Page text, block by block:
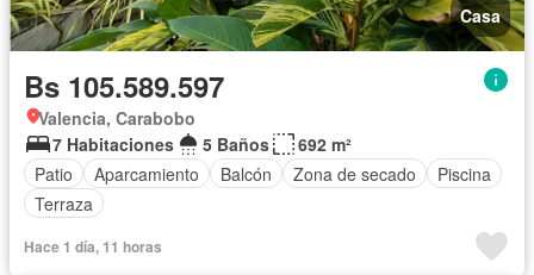
Casa
Bs 105.589.597
Valencia, Carabobo
7 Habitaciones
5 Baños
692 m²
Patio
Aparcamiento Balcón Zona de secado
Piscina
Terraza
Hace 1 día, 11 horas